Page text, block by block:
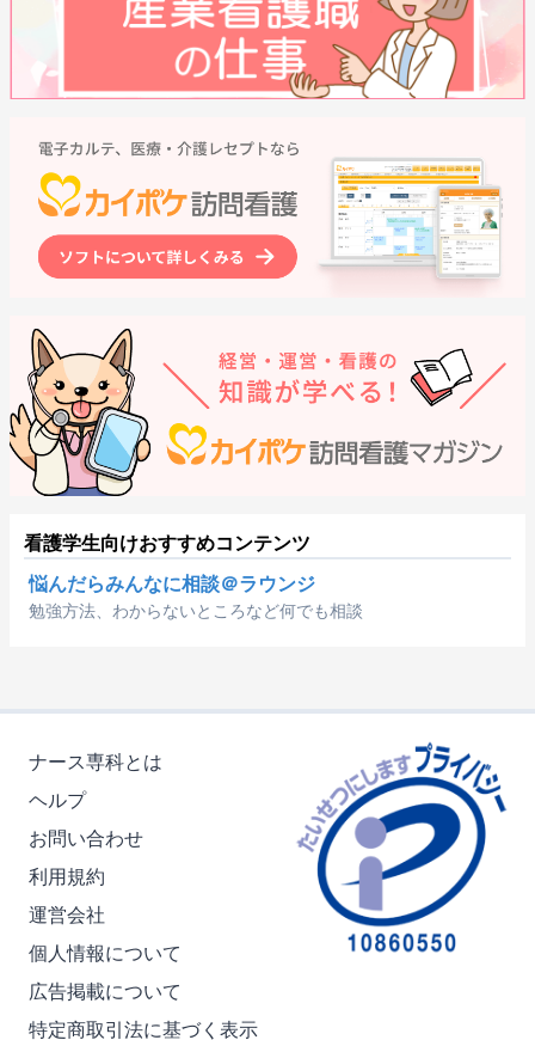
看護学生向けおすすめコンテンツ
悩んだらみんなに相談＠ラウンジ
勉強方法、わからないところなど何でも相談
ナース専科とは
ヘルプ
お問い合わせ
利用規約
運営会社
個人情報について
広告掲載について
特定商取引法に基づく表示